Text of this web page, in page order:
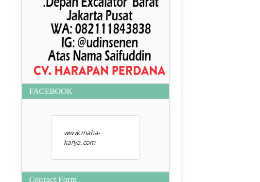
FACEBOOK
www.maha-
karya.com
Contact Form